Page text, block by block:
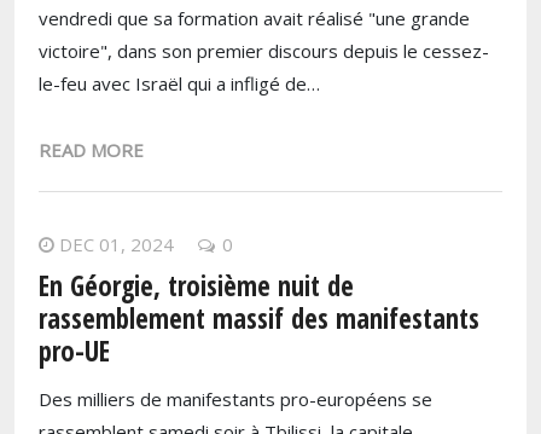
vendredi que sa formation avait réalisé "une grande
victoire", dans son premier discours depuis le cessez-
le-feu avec Israël qui a infligé de…
READ MORE
DEC 01, 2024 0
En Géorgie, troisième nuit de
rassemblement massif des manifestants
pro-UE
Des milliers de manifestants pro-européens se